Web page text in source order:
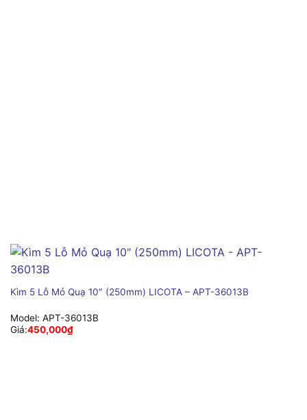
Kìm 5 Lỗ Mỏ Quạ 10″ (250mm) LICOTA – APT-36013B
Model: APT-36013B
Giá:450,000₫